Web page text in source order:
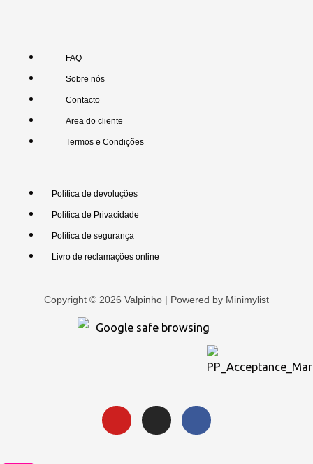
FAQ
Sobre nós
Contacto
Area do cliente
Termos e Condições
Política de devoluções
Política de Privacidade
Política de segurança
Livro de reclamações online
Copyright © 2026 Valpinho | Powered by Minimylist